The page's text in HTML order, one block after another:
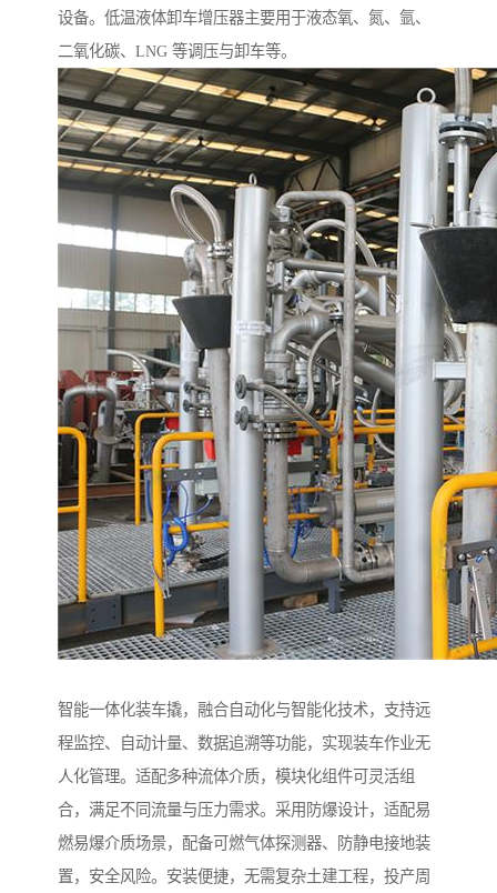
设备。低温液体卸车增压器主要用于液态氧、氮、氩、
二氧化碳、LNG 等调压与卸车等。
智能一体化装车撬，融合自动化与智能化技术，支持远
程监控、自动计量、数据追溯等功能，实现装车作业无
人化管理。适配多种流体介质，模块化组件可灵活组
合，满足不同流量与压力需求。采用防爆设计，适配易
燃易爆介质场景，配备可燃气体探测器、防静电接地装
置，安全风险。安装便捷，无需复杂土建工程，投产周